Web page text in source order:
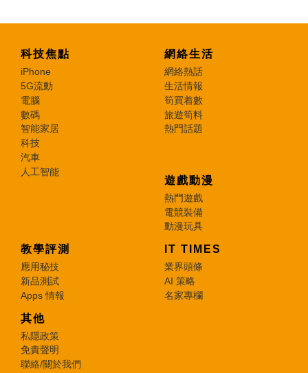
科技焦點
iPhone
5G流動
電腦
數碼
智能家居
科技
汽車
人工智能
網絡生活
網絡熱話
生活情報
筍買着數
旅遊筍料
熱門話題
遊戲動漫
熱門遊戲
電競裝備
動漫玩具
教學評測
應用秘技
新品測試
Apps 情報
IT TIMES
業界頭條
AI 策略
名家專欄
其他
私隱政策
免責聲明
聯絡/關於我們